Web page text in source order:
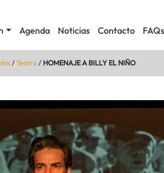
Agenda Noticias Contacto FAQs
/Teatro/ HOMENAJE A BILLY EL NIÑO